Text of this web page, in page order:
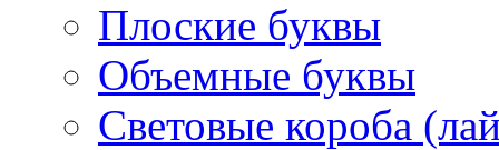
Плоские буквы
Объемные буквы
Световые короба